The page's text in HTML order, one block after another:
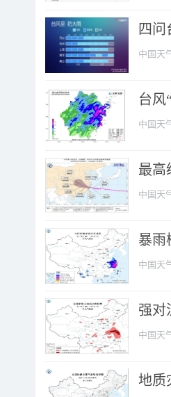
四问
中国天
台风
中国天
最高
中国天
暴雨
中国天
强对
中国天
地质